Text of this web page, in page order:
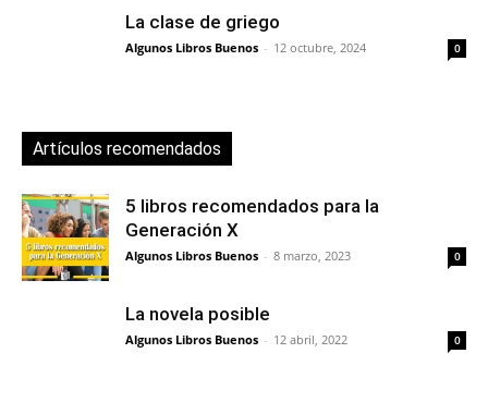
La clase de griego
Algunos Libros Buenos - 12 octubre, 2024 0
Artículos recomendados
5 libros recomendados para la
Generación X
Algunos Libros Buenos - 8 marzo, 2023 0
La novela posible
Algunos Libros Buenos - 12 abril, 2022 0